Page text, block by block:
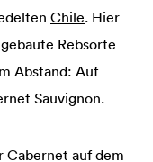
Chile. Hier
Rebsorte
Abstand: Auf
Sauvignon.
Cabernet auf dem